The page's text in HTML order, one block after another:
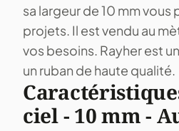
sa largeur de 10 mm
projets. Il est vendu au
vos besoins. Rayher est
un ruban de haute qualité.
ciel - 10 mm -